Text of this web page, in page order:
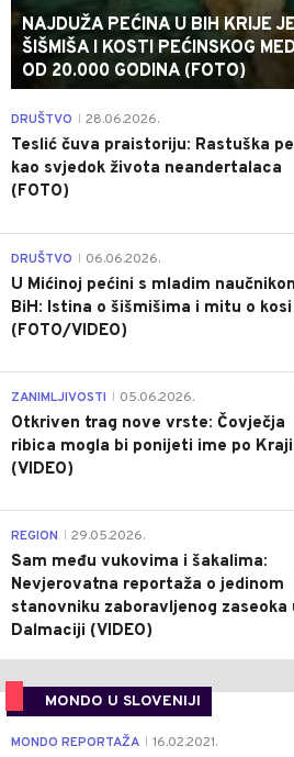
NAJDUŽA PEĆINA U BIH KRIJE
ŠIŠMIŠA I KOSTI PEĆINSKOG
OD 20.000 GODINA (FOTO)
DRUŠTVO 28.06.2026.
Teslić čuva praistoriju: Rastuška
kao svjedok života neandertalaca
(FOTO)
DRUŠTVO 06.06.2026.
U Mićinoj pećini s mladim
BiH: Istina o šišmišima i mitu o kosi
(FOTO/VIDEO)
ZANIMLJIVOSTI 05.06.2026.
Otkriven trag nove vrste: Čovječja
ribica mogla bi ponijeti ime po
(VIDEO)
REGION 29.05.2026.
Sam među vukovima i šakalima:
Nevjerovatna reportaža o jedinom
stanovniku zaboravljenog zaseoka
Dalmaciji (VIDEO)
MONDO U SLOVENIJI
MONDO REPORTAŽA 16.02.2021.